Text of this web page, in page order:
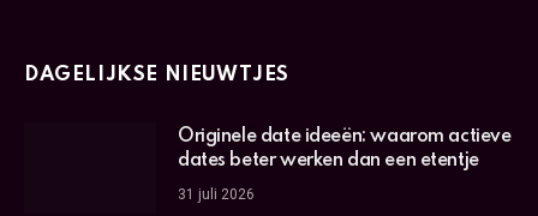
DAGELIJKSE NIEUWTJES
Originele date ideeën: waarom actieve
dates beter werken dan een etentje
31 juli 2026